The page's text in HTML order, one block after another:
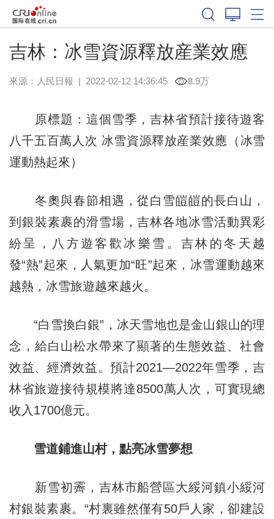
吉林：冰雪資源釋放産業效應
來源： 人民日報 | 2022-02-12 14:36:45 8.9万
原標題：這個雪季，吉林省預計接待遊客
八千五百萬人次 冰雪資源釋放産業效應（冰雪
運動熱起來）
冬奧與春節相遇，從白雪皚皚的長白山，
到銀裝素裹的滑雪場，吉林各地冰雪活動異彩
紛呈，八方遊客歡冰樂雪。吉林的冬天越
發“熱”起來，人氣更加“旺”起來，冰雪運動越來
越熱，冰雪旅遊越來越火。
“白雪換白銀”，冰天雪地也是金山銀山的理
念，給白山松水帶來了顯著的生態效益、社會
效益、經濟效益。預計2021—2022年雪季，吉
林省旅遊接待規模將達8500萬人次，可實現總
收入1700億元。
雪道鋪進山村，點亮冰雪夢想
新雪初霽，吉林市船營區大綏河鎮小綏河
村銀裝素裹。“村裏雖然僅有50戶人家，卻建設